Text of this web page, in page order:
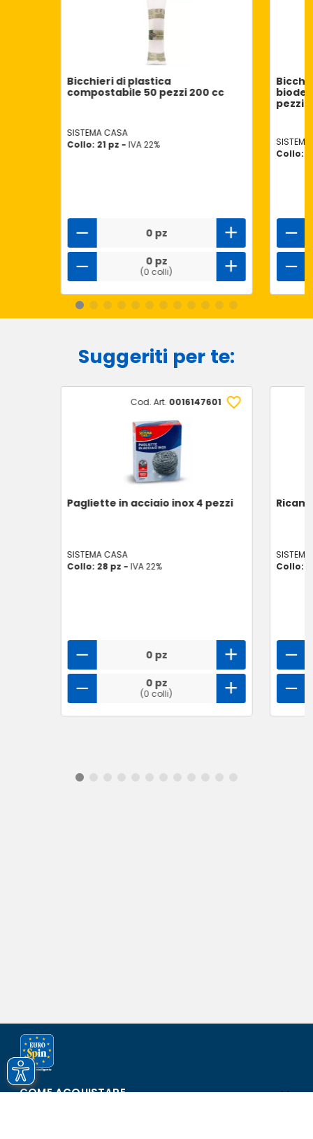
Bicchieri di plastica
compostabile 50 pezzi 200 cc
SISTEMA CASA
Collo: 21 pz - IVA 22%
0 pz
0 pz
(0 colli)
pezzi
Collo:
Suggeriti per te:
Cod. Art. 0016147601
Pagliette in acciaio inox 4 pezzi
SISTEMA CASA
Collo: 28 pz - IVA 22%
0 pz
0 pz
(0 colli)
Collo:
COME ACQUISTARE